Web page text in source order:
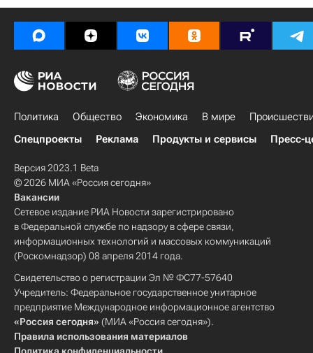
Политика Общество Экономика В мире
Спецпроекты
Реклама Продукты и сервисы Пресс-
Версия 2023.1 Beta
© 2026 МИА «Россия сегодня»
Вакансии
Сетевое издание РИА Новости зарегистрировано
в Федеральной службе по надзору в сфере связи,
информационных технологий и массовых коммуникаций
(Роскомнадзор) 08 апреля 2014 года.
Свидетельство о регистрации Эл № ФС77-57640
Учредитель: Федеральное государственное унитарное
предприятие Международное информационное агентство
«Россия сегодня» (МИА «Россия сегодня»).
Правила использования материалов